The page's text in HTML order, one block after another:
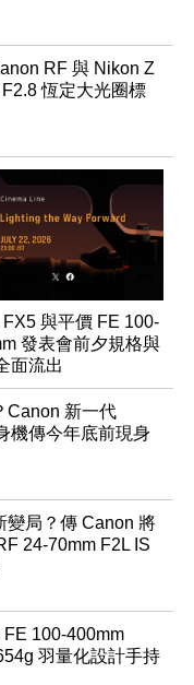
RF 與 Nikon Z
恆定大光圈標
FX5 與平價 FE 100-
發表會前夕規格與
面流出
Canon 新一代
機傳今年底前現身
變局？傳 Canon 將
24-70mm F2L IS
100-400mm
羽量化設計手持